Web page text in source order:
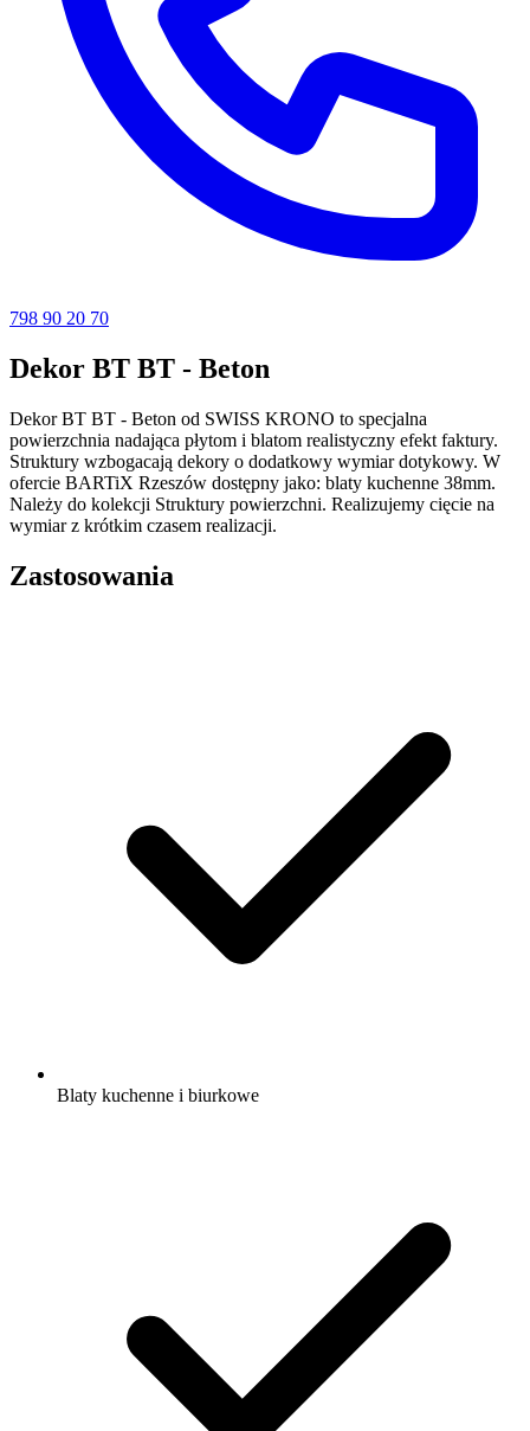
798 90 20 70
Dekor BT BT - Beton
Dekor BT BT - Beton od SWISS KRONO to specjalna
powierzchnia nadająca płytom i blatom realistyczny efekt faktury.
Struktury wzbogacają dekory o dodatkowy wymiar dotykowy. W
ofercie BARTiX Rzeszów dostępny jako: blaty kuchenne 38mm.
Należy do kolekcji Struktury powierzchni. Realizujemy cięcie na
wymiar z krótkim czasem realizacji.
Zastosowania
Blaty kuchenne i biurkowe